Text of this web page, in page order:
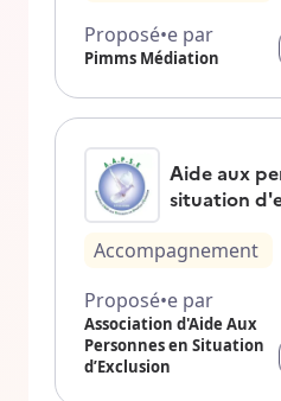
Proposé•e par
Pimms Médiation
Aide aux
situation
Accompagnement
Proposé•e par
Association d'Aide Aux
Personnes en Situation
d’Exclusion